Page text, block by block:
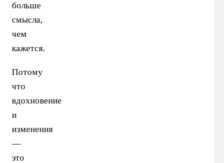
больше
смысла,
чем
кажется.
Потому
что
вдохновение
и
изменения
—
это